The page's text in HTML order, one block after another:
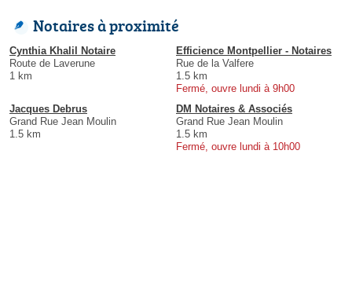
Notaires à proximité
Cynthia Khalil Notaire
Route de Laverune
1 km
Efficience Montpellier - Notaires
Rue de la Valfere
1.5 km
Fermé, ouvre lundi à 9h00
Jacques Debrus
Grand Rue Jean Moulin
1.5 km
DM Notaires & Associés
Grand Rue Jean Moulin
1.5 km
Fermé, ouvre lundi à 10h00